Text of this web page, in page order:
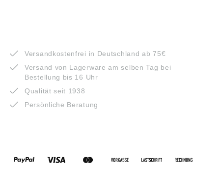
Versandkostenfrei in Deutschland ab 75€
Versand von Lagerware am selben Tag bei
Bestellung bis 16 Uhr
Qualität seit 1938
Persönliche Beratung